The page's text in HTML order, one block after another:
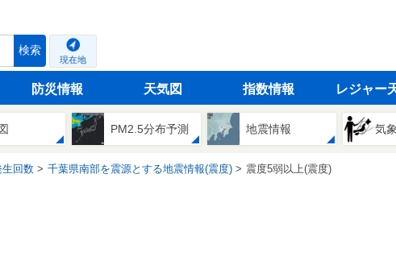
検索
現在地
防災情報 天気図 指数情報 レジャー
PM2.5分布予測 地震情報 気
生回数 千葉県南部を震源とする地震情報(震度) 震度5弱以上(震度)